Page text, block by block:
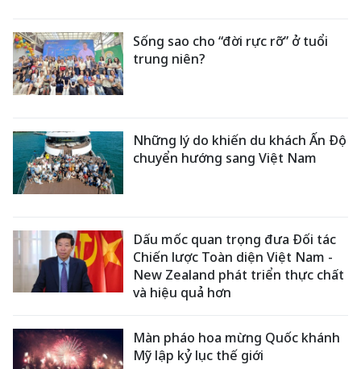
Sống sao cho “đời rực rỡ” ở tuổi
trung niên?
Những lý do khiến du khách Ấn Độ
chuyển hướng sang Việt Nam
Dấu mốc quan trọng đưa Đối tác
Chiến lược Toàn diện Việt Nam -
New Zealand phát triển thực chất
và hiệu quả hơn
Màn pháo hoa mừng Quốc khánh
Mỹ lập kỷ lục thế giới